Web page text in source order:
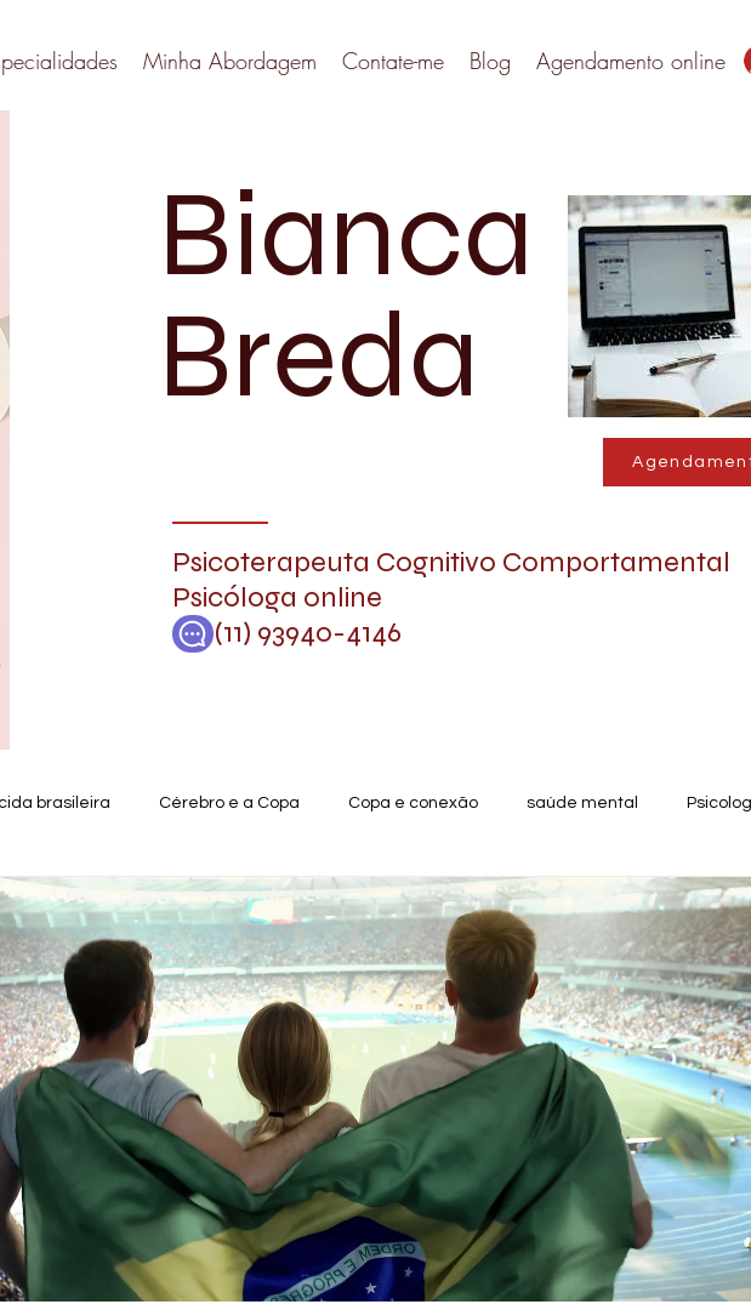
Minha Abordagem Contate-me Blog Agendamento online
Bianca
Breda
Psicoterapeuta Cognitivo Comportamental
Psicóloga online
(11) 93940-4146
brasileira Cérebro e a Copa Copa e conexão saúde mental
Psicoterapia Saúde mental Psicoterapia online Destaque